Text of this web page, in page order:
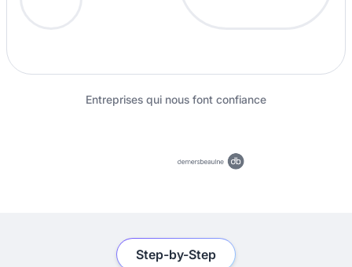
Entreprises qui nous font confiance
Step-by-Step